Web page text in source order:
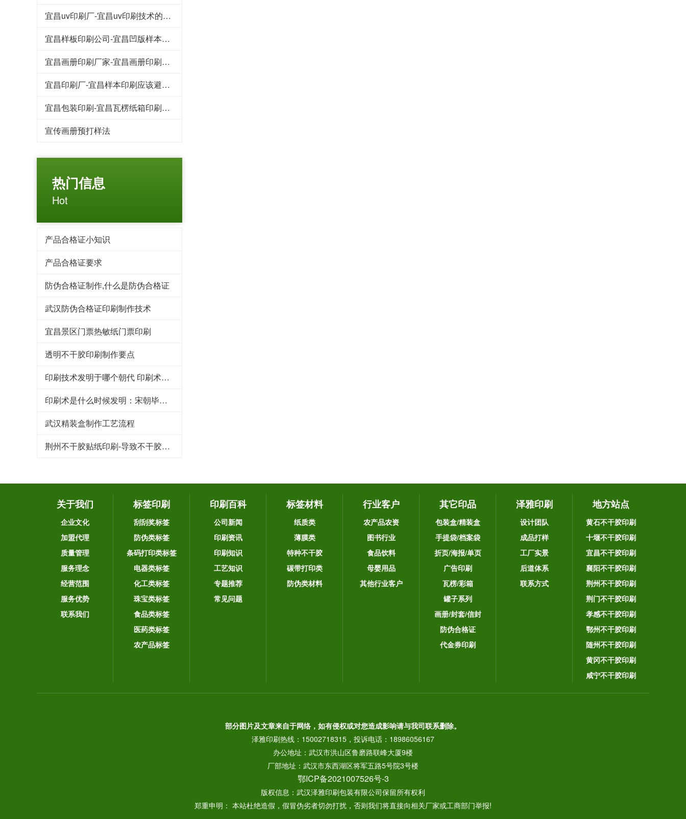
宜昌uv印刷厂-宜昌uv印刷技术的好处
宜昌样板印刷公司-宜昌凹版样本印刷工艺
宜昌画册印刷厂家-宜昌画册印刷知识点
宜昌印刷厂-宜昌样本印刷应该避免的八大浪费
宜昌包装印刷-宜昌瓦楞纸箱印刷常见的原材料
宣传画册预打样法
热门信息
Hot
产品合格证小知识
产品合格证要求
防伪合格证制作,什么是防伪合格证
武汉防伪合格证印刷制作技术
宜昌景区门票热敏纸门票印刷
透明不干胶印刷制作要点
印刷技术发明于哪个朝代 印刷术是哪个朝代发明的
印刷术是什么时候发明：宋朝毕昇发明（利于文化传承）
武汉精装盒制作工艺流程
荆州不干胶贴纸印刷-导致不干胶标签粘性下降的原因
关于我们
企业文化
加盟代理
质量管理
服务理念
经营范围
服务优势
联系我们
标签印刷
刮刮奖标签
防伪类标签
条码打印类标签
电器类标签
化工类标签
珠宝类标签
食品类标签
医药类标签
农产品标签
印刷百科
公司新闻
印刷资讯
印刷知识
工艺知识
专题推荐
常见问题
标签材料
纸质类
薄膜类
特种不干胶
碳带打印类
防伪类材料
行业客户
农产品农资
图书行业
食品饮料
母婴用品
其他行业客户
其它印品
包装盒/精装盒
手提袋/档案袋
折页/海报/单页
广告印刷
瓦楞/彩箱
罐子系列
画册/封套/信封
防伪合格证
代金券印刷
泽雅印刷
设计团队
成品打样
工厂实景
后道体系
联系方式
地方站点
黄石不干胶印刷
十堰不干胶印刷
宜昌不干胶印刷
襄阳不干胶印刷
荆州不干胶印刷
荆门不干胶印刷
孝感不干胶印刷
鄂州不干胶印刷
随州不干胶印刷
黄冈不干胶印刷
咸宁不干胶印刷
部分图片及文章来自于网络，如有侵权或对您造成影响请与我司联系删除。
泽雅印刷热线：15002718315，投诉电话：18986056167
办公地址：武汉市洪山区鲁磨路联峰大厦9楼
厂部地址：武汉市东西湖区将军五路5号院3号楼
鄂ICP备2021007526号-3
版权信息：武汉泽雅印刷包装有限公司保留所有权利
郑重申明： 本站杜绝造假，假冒伪劣者切勿打扰，否则我们将直接向相关厂家或工商部门举报!